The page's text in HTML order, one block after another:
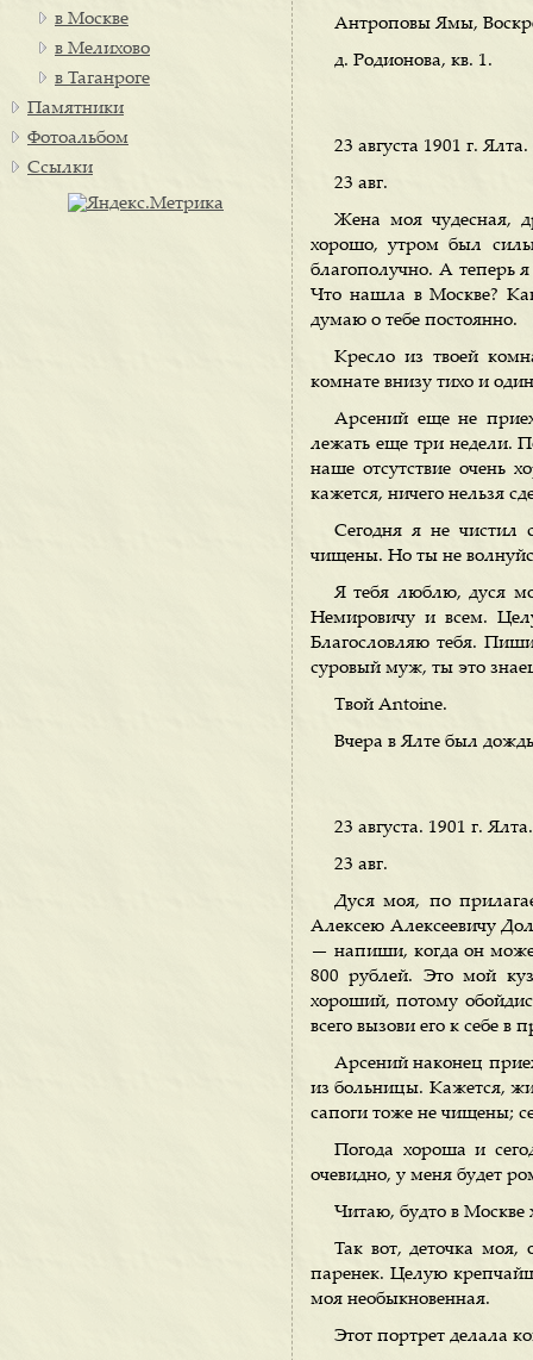
Антроповы Ямы,
д. Родионова, кв. 1.
23 августа 1901 г. Ялта.
23 авг.
Жена моя чудесная,
хорошо, утром был
благополучно. А теперь
Что нашла в Москве?
думаю о тебе постоянно.
Кресло из твоей
комнате внизу тихо и
Арсений еще не
лежать еще три недели.
наше отсутствие очень
кажется, ничего нельзя
Сегодня я не чистил
чищены. Но ты не
Я тебя люблю, дуся
Немировичу и всем.
Благословляю тебя.
суровый муж, ты это
Твой Antoine.
Вчера в Ялте был
23 августа. 1901 г. Ялта.
23 авг.
Дуся моя, по
Алексею Алексеевичу
— напиши, когда он может
800 рублей. Это мой
хороший, потому
всего вызови его к себе в
Арсений наконец
из больницы. Кажется,
сапоги тоже не чищены;
Погода хороша и
очевидно, у меня будет
Читаю, будто в Москве
Так вот, деточка моя,
паренек. Целую
моя необыкновенная.
Этот портрет делала
в Москве
в Мелихово
в Таганроге
Памятники
Фотоальбом
Ссылки